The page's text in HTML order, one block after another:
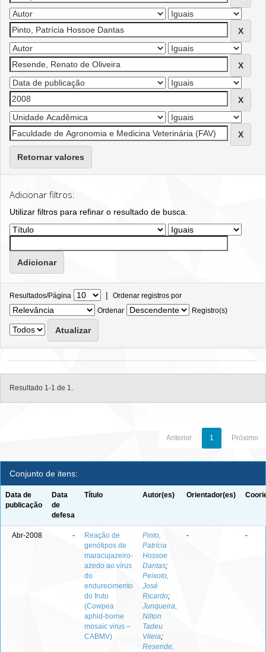
Retornar valores
Adicionar filtros:
Utilizar filtros para refinar o resultado de busca.
Resultados/Página | Ordenar registros por
Ordenar
Registro(s)
Resultado 1-1 de 1.
Anterior 1 Próximo
Conjunto de itens:
Data de
publicação
Data
de
defesa
Título Autor(es) Orientador(es)
Abr-2008 -
Reação de
genótipos de
maracujazeiro-
azedo ao vírus
do
endurecimento
do fruto
(Cowpea
aphid-borne
mosaic virus –
CABMV)
Pinto,
Patrícia
Hossoe
Dantas;
Peixoto,
José
Ricardo;
Junqueira,
Nilton
Tadeu
Vilela;
Resende,
- -